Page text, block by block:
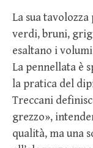
La sua
verdi, bruni,
esaltano i
La pennellata è
la pratica del
Treccani
grezzo»,
qualità, ma una